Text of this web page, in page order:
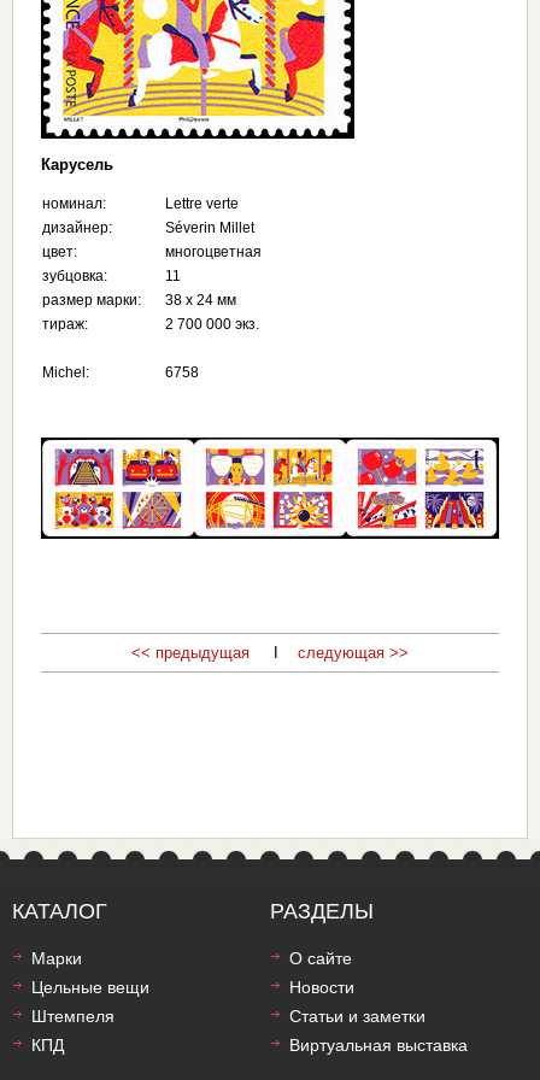
Карусель
номинал:
Lettre verte
дизайнер:
Séverin Millet
цвет:
многоцветная
зубцовка:
11
размер марки:
38 x 24 мм
тираж:
2 700 000 экз.
Michel: 6758
<< предыдущая следующая >>
КАТАЛОГ
Марки
Цельные вещи
Штемпеля
КПД
РАЗДЕЛЫ
О сайте
Новости
Статьи и заметки
Виртуальная выставка